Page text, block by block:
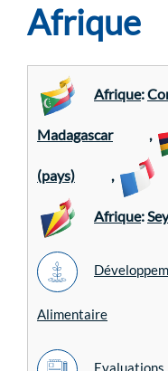
Afrique
Afrique:
Madagascar ,
(pays) ,
Afrique:
Alimentaire
Evaluations